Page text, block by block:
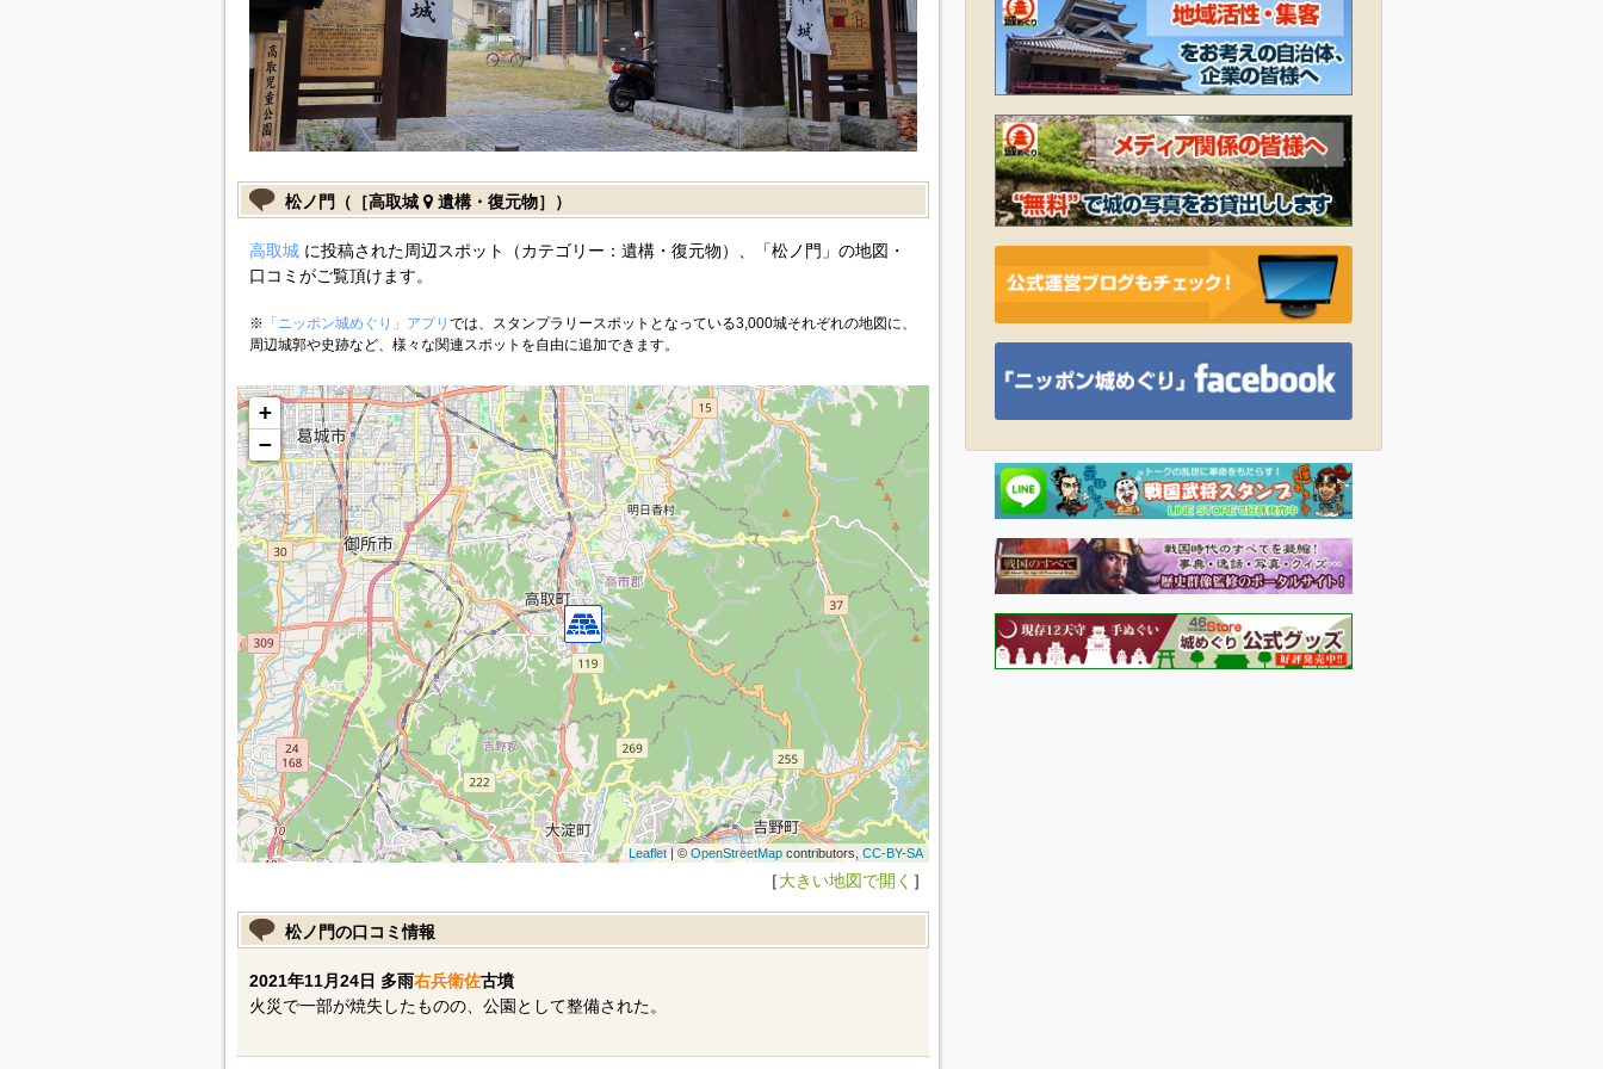
松ノ門（［高取城 遺構・復元物］）
高取城に投稿された周辺スポット（カテゴリー：遺構・復元物）、「松ノ門」の地図・
口コミがご覧頂けます。
※ 「ニッポン城めぐり」アプリ では、スタンプラリースポットとなっている3,000城それぞれの地図に、
周辺城郭や史跡など、様々な関連スポットを自由に追加できます。
+
−
Leaflet| © OpenStreetMapcontributors,CC-BY-SA
［大きい地図で開く ］
松ノ門の口コミ情報
2021年11月24日 多雨右兵衛佐古墳
火災で一部が焼失したものの、公園として整備された。